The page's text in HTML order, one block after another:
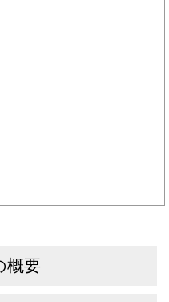
概要